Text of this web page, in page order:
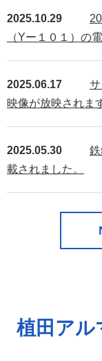
2025.10.29
（Yー１０１）の
2025.06.17
映像が放映されま
2025.05.30
載されました。
植田アル